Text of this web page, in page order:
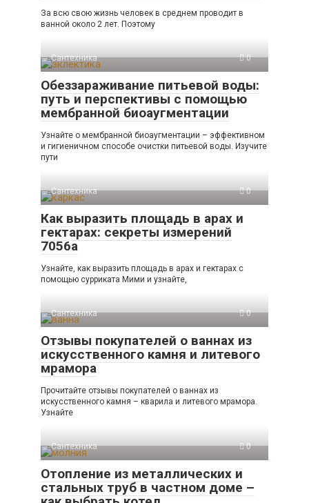
За всю свою жизнь человек в среднем проводит в
ванной около 2 лет. Поэтому
Сантехника 0
Обеззараживание питьевой воды:
путь и перспективы с помощью
мембранной биоаугментации
Узнайте о мембранной биоаугментации – эффективном
и гигиеничном способе очистки питьевой воды. Изучите
пути
Сантехника 0
Как выразить площадь в арах и
гектарах: секреты измерений
7056а
Узнайте, как выразить площадь в арах и гектарах с
помощью сурриката Мими и узнайте,
Сантехника 0
Отзывы покупателей о ваннах из
искусственного камня и литевого
мрамора
Прочитайте отзывы покупателей о ваннах из
искусственного камня – кварила и литевого мрамора.
Узнайте
Сантехника 0
Отопление из металлических и
стальных труб в частном доме –